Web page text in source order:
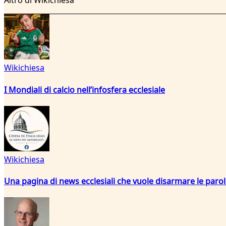
Wikichiesa
I Mondiali di calcio nell’infosfera ecclesiale
Wikichiesa
Una pagina di news ecclesiali che vuole disarmare le